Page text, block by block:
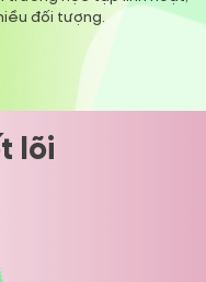
đối tượng.
lõi